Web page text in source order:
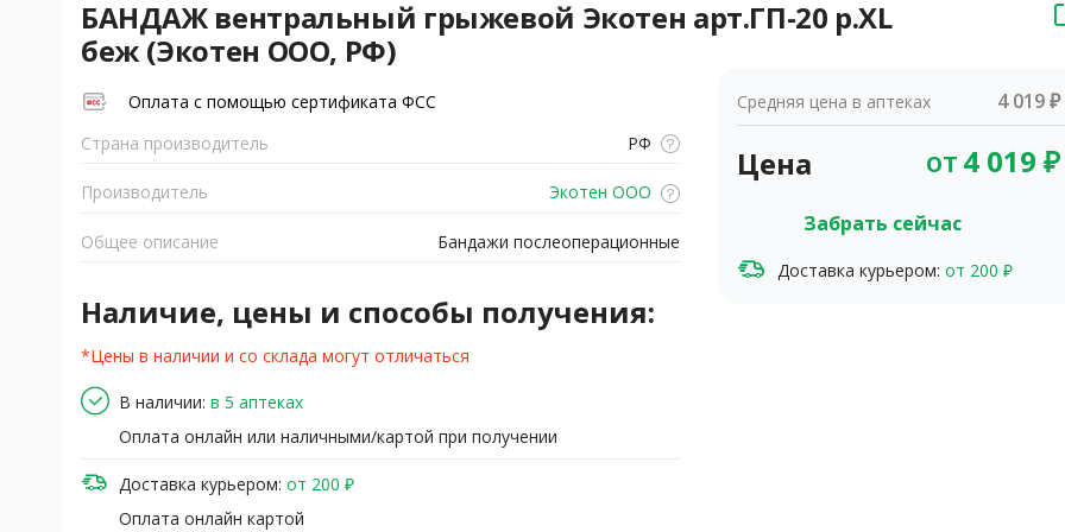
БАНДАЖ вентральный грыжевой Экотен арт.ГП-20 р.XL
беж (Экотен ООО, РФ)
Оплата с помощью сертификата ФСС
Страна производитель
РФ
Производитель Экотен ООО
Общее описание Бандажи послеоперационные
Наличие, цены и способы получения:
*Цены в наличии и со склада могут отличаться
В наличии: в 5 аптеках
Оплата онлайн или наличными/картой при получении
Доставка курьером: от 200 ₽
Оплата онлайн картой
Средняя цена в аптеках 4 019 ₽
Цена от4 019 ₽
Забрать сейчас
Доставка курьером: от 200 ₽